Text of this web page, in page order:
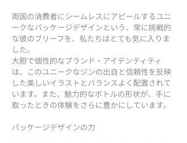
両国の消費者にシームレスにアピールするユニ
ークなパッケージデザインという、常に挑戦的
な彼のブリーフを、私たちはとても気に入りま
した。
大胆で個性的なブランド・アイデンティティ
は、このユニークなジンの出自と信頼性を反映
した美しいイラストとバランスよく配置されて
います。また、魅力的なボトルの形状が、手に
取ったときの体験をさらに豊かにしています。
パッケージデザインの力